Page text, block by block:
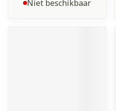
Niet beschikbaar